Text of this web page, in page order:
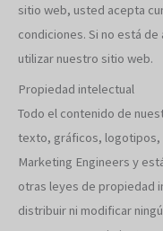
sitio web, usted acepta
condiciones. Si no está
utilizar nuestro sitio web.
Propiedad intelectual
Todo el contenido de
texto, gráficos, logotipos,
Marketing Engineers y
otras leyes de propiedad
distribuir ni modificar